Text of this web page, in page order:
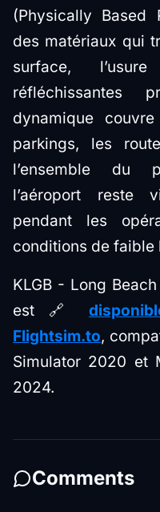
(Physically Based
des matériaux qui
surface,
réfléchissantes
dynamique
parkings, les
l’ensemble du
l’aéroport reste
pendant les
conditions de faible
KLGB - Long
est 🔗
Flightsim.to,
Simulator 2020 et
2024.
Comments